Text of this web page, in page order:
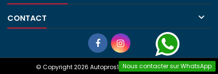
CONTACT 
Nous contacter sur WhatsApp
© Copyright 2026 Autopros13. All Rights Reserved.